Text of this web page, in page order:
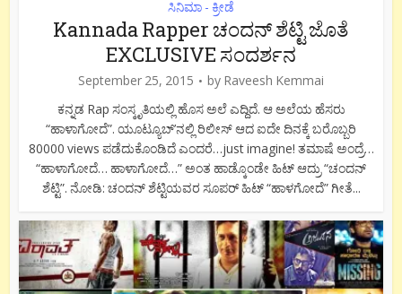
ಸಿನಿಮಾ - ಕ್ರೀಡೆ
Kannada Rapper ಚಂದನ್ ಶೆಟ್ಟಿ ಜೊತೆ
EXCLUSIVE ಸಂದರ್ಶನ
September 25, 2015 by Raveesh Kemmai
ಕನ್ನಡ Rap ಸಂಸ್ಕೃತಿಯಲ್ಲಿ ಹೊಸ ಅಲೆ ಎದ್ದಿದೆ. ಆ ಅಲೆಯ ಹೆಸರು
“ಹಾಳಾಗೋದೆ”. ಯೂಟ್ಯೂಬ್’ನಲ್ಲಿ ರಿಲೀಸ್ ಆದ ಐದೇ ದಿನಕ್ಕೆ ಬರೊಬ್ಬರಿ
80000 views ಪಡೆದುಕೊಂಡಿದೆ ಎಂದರೆ…just imagine! ತಮಾಷೆ ಅಂದ್ರೆ…
“ಹಾಳಾಗೋದೆ… ಹಾಳಾಗೋದೆ…” ಅಂತ ಹಾಡ್ಕೊಂಡೇ ಹಿಟ್ ಆದ್ರು “ಚಂದನ್
ಶೆಟ್ಟಿ”. ನೋಡಿ: ಚಂದನ್ ಶೆಟ್ಟಿಯವರ ಸೂಪರ್ ಹಿಟ್ “ಹಾಳಗೋದೆ” ಗೀತೆ...